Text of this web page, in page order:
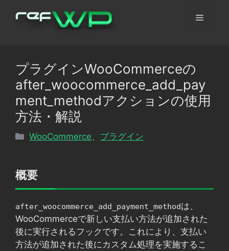
メ
ー
プラグインWooCommerceの
after_woocommerce_add_pay
ment_methodアクションの使用
方法・解説
カ
リ
WooCommerce プラグイン
概要
after_woocommerce_add_payment_methodは、
WooCommerceで新しい支払い方法が追加された
後に実行されるフックです。これにより、支払い
方法が追加された後にカスタム処理を実施するこ